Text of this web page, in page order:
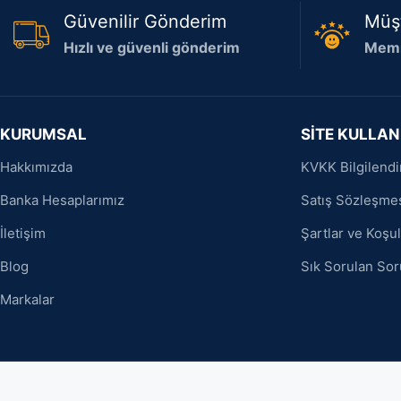
Güvenilir Gönderim
Hızlı ve güvenli gönderim
KURUMSAL
Hakkımızda
Banka Hesaplarımız
İletişim
Blog
Markalar
SİTE
KVKK
Satış
Şartlar ve
Sık Sorulan